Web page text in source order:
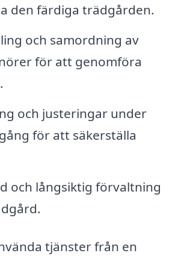
den färdiga trädgården.
och samordning av
för att genomföra
och justeringar under
för att säkerställa
och långsiktig förvaltning
tjänster från en